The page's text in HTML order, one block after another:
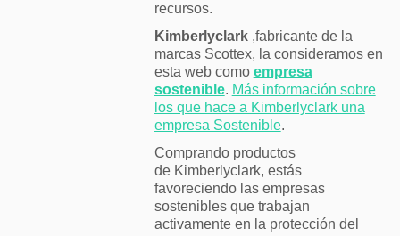
recursos.
Kimberlyclark,fabricante de la
marcas Scottex, la consideramos en
esta web como empresa
sostenible. Más información sobre
los que hace a Kimberlyclark una
empresa Sostenible.
Comprando productos
de Kimberlyclark, estás
favoreciendo las empresas
sostenibles que trabajan
activamente en la protección del